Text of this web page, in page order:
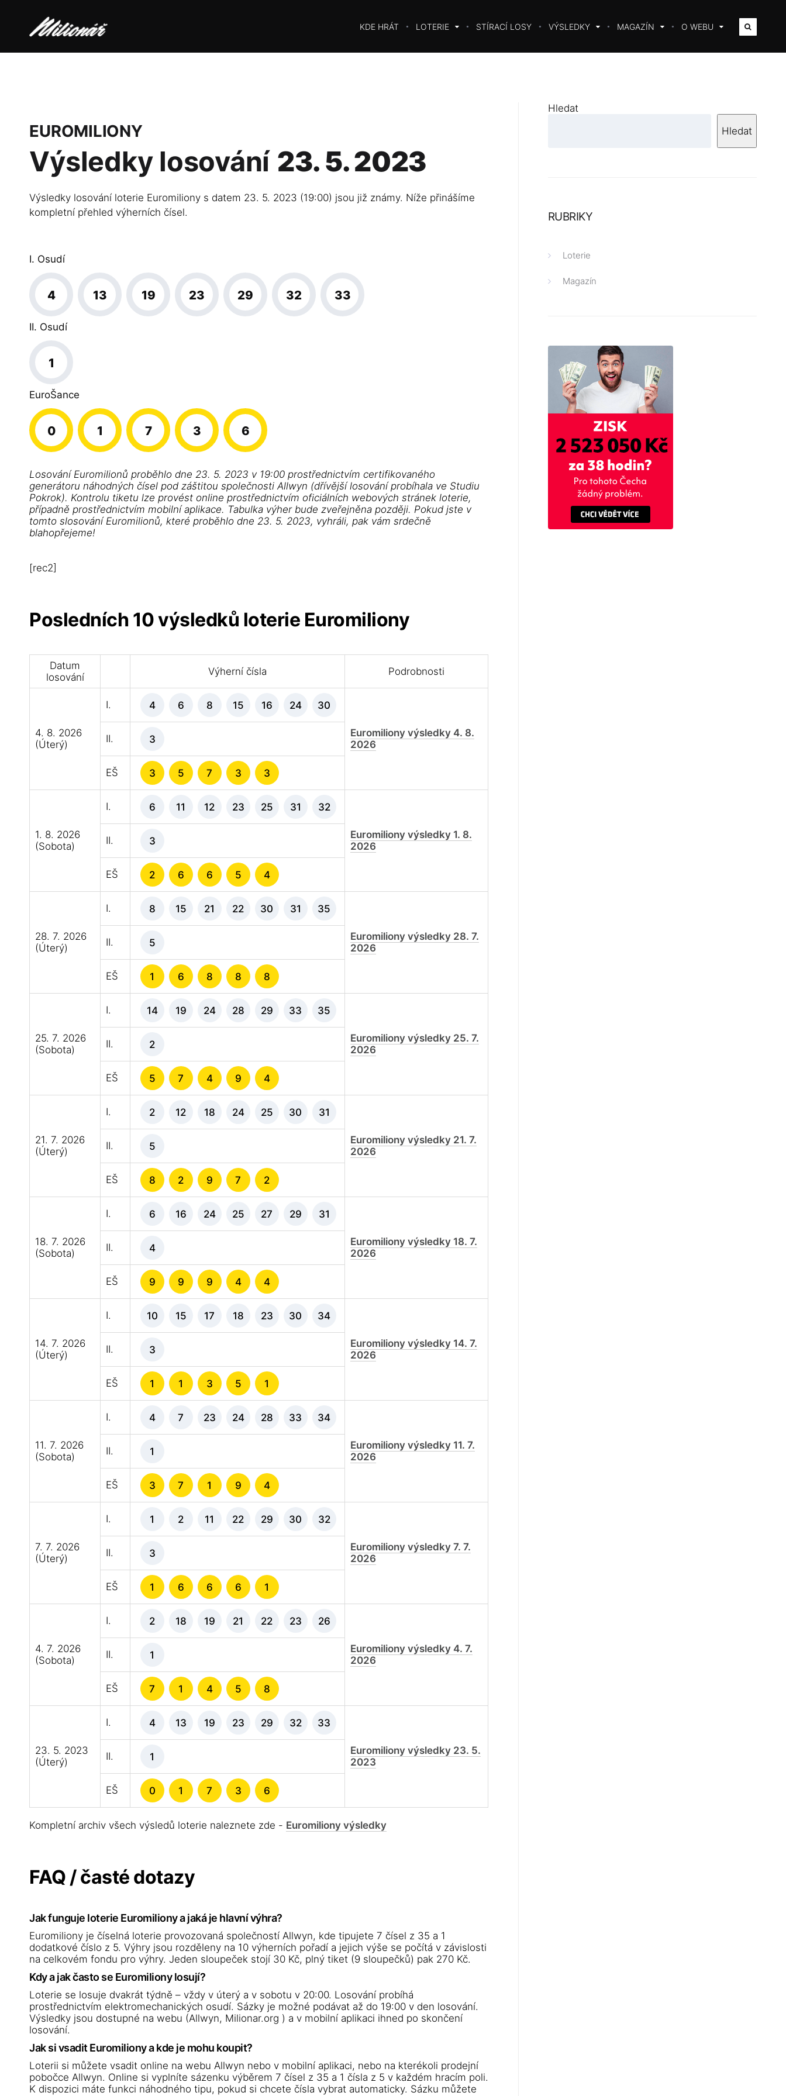
KDE HRÁT LOTERIE STÍRACÍ LOSY VÝSLEDKY MAGAZÍN O WEBU
EUROMILIONY
Výsledky losování 23. 5. 2023
Výsledky losování loterie Euromiliony s datem 23. 5. 2023 (19:00) jsou již známy. Níže přinášíme
kompletní přehled výherních čísel.
I. Osudí
4 13 19 23 29 32 33
II. Osudí
1
EuroŠance
0 1 7 3 6
Losování Euromilionů proběhlo dne 23. 5. 2023 v 19:00 prostřednictvím certifikovaného
generátoru náhodných čísel pod záštitou společnosti Allwyn (dřívější losování probíhala ve Studiu
Pokrok). Kontrolu tiketu lze provést online prostřednictvím oficiálních webových stránek loterie,
případně prostřednictvím mobilní aplikace. Tabulka výher bude zveřejněna později. Pokud jste v
tomto slosování Euromilionů, které proběhlo dne 23. 5. 2023, vyhráli, pak vám srdečně
blahopřejeme!
[rec2]
Posledních 10 výsledků loterie Euromiliony
Datum
losování
Výherní čísla Podrobnosti
4. 8. 2026
(Úterý)
I. 4 6 8 15 16 24 30
Euromiliony výsledky 4. 8.
2026
II. 3
EŠ 3 5 7 3 3
1. 8. 2026
(Sobota)
I. 6 11 12 23 25 31 32
Euromiliony výsledky 1. 8.
2026
II. 3
EŠ 2 6 6 5 4
28. 7. 2026
(Úterý)
I. 8 15 21 22 30 31 35
Euromiliony výsledky 28. 7.
2026
II. 5
EŠ 1 6 8 8 8
25. 7. 2026
(Sobota)
I. 14 19 24 28 29 33 35
Euromiliony výsledky 25. 7.
2026
II. 2
EŠ 5 7 4 9 4
21. 7. 2026
(Úterý)
I. 2 12 18 24 25 30 31
Euromiliony výsledky 21. 7.
2026
II. 5
EŠ 8 2 9 7 2
18. 7. 2026
(Sobota)
I. 6 16 24 25 27 29 31
Euromiliony výsledky 18. 7.
2026
II. 4
EŠ 9 9 9 4 4
14. 7. 2026
(Úterý)
I. 10 15 17 18 23 30 34
Euromiliony výsledky 14. 7.
2026
II. 3
EŠ 1 1 3 5 1
11. 7. 2026
(Sobota)
I. 4 7 23 24 28 33 34
Euromiliony výsledky 11. 7.
2026
II. 1
EŠ 3 7 1 9 4
7. 7. 2026
(Úterý)
I. 1 2 11 22 29 30 32
Euromiliony výsledky 7. 7.
2026
II. 3
EŠ 1 6 6 6 1
4. 7. 2026
(Sobota)
I. 2 18 19 21 22 23 26
Euromiliony výsledky 4. 7.
2026
II. 1
EŠ 7 1 4 5 8
23. 5. 2023
(Úterý)
I. 4 13 19 23 29 32 33
Euromiliony výsledky 23. 5.
2023
II. 1
EŠ 0 1 7 3 6
Kompletní archiv všech výsledů loterie naleznete zde - Euromiliony výsledky
FAQ / časté dotazy
Jak funguje loterie Euromiliony a jaká je hlavní výhra?
Euromiliony je číselná loterie provozovaná společností Allwyn, kde tipujete 7 čísel z 35 a 1
dodatkové číslo z 5. Výhry jsou rozděleny na 10 výherních pořadí a jejich výše se počítá v závislosti
na celkovém fondu pro výhry. Jeden sloupeček stojí 30 Kč, plný tiket (9 sloupečků) pak 270 Kč.
Kdy a jak často se Euromiliony losují?
Loterie se losuje dvakrát týdně – vždy v úterý a v sobotu v 20:00. Losování probíhá
prostřednictvím elektromechanických osudí. Sázky je možné podávat až do 19:00 v den losování.
Výsledky jsou dostupné na webu (Allwyn, Milionar.org ) a v mobilní aplikaci ihned po skončení
losování.
Jak si vsadit Euromiliony a kde je mohu koupit?
Loterii si můžete vsadit online na webu Allwyn nebo v mobilní aplikaci, nebo na kterékoli prodejní
pobočce Allwyn. Online si vyplníte sázenku výběrem 7 čísel z 35 a 1 čísla z 5 v každém hracím poli.
K dispozici máte funkci náhodného tipu, pokud si chcete čísla vybrat automaticky. Sázku můžete
Hledat
Hledat
RUBRIKY
Loterie
Magazín